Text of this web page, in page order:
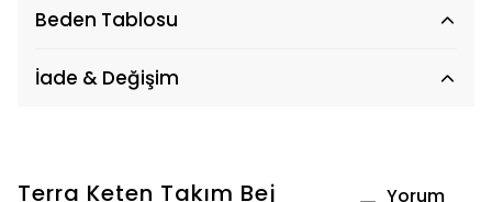
Beden Tablosu
İade & Değişim
Terra Keten Takım Bej
Yorum